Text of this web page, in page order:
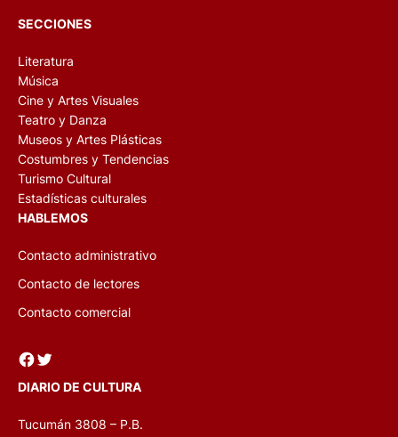
SECCIONES
Literatura
Música
Cine y Artes Visuales
Teatro y Danza
Museos y Artes Plásticas
Costumbres y Tendencias
Turismo Cultural
Estadísticas culturales
HABLEMOS
Contacto administrativo
Contacto de lectores
Contacto comercial
Facebook Twitter
DIARIO DE CULTURA
Tucumán 3808 – P.B.